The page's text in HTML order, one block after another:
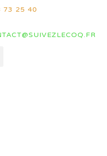
73 25 40